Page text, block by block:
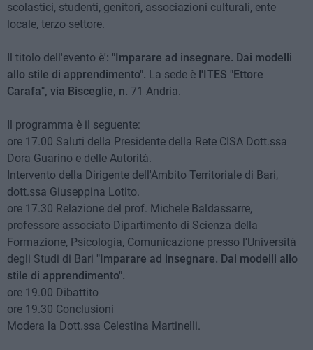
scolastici, studenti, genitori, associazioni culturali, ente
locale, terzo settore.
Il titolo dell'evento è': "Imparare ad insegnare. Dai modelli
allo stile di apprendimento". La sede è l'ITES "Ettore
Carafa", via Bisceglie, n. 71 Andria.
Il programma è il seguente:
ore 17.00 Saluti della Presidente della Rete CISA Dott.ssa
Dora Guarino e delle Autorità.
Intervento della Dirigente dell'Ambito Territoriale di Bari,
dott.ssa Giuseppina Lotito.
ore 17.30 Relazione del prof. Michele Baldassarre,
professore associato Dipartimento di Scienza della
Formazione, Psicologia, Comunicazione presso l'Università
degli Studi di Bari "Imparare ad insegnare. Dai modelli allo
stile di apprendimento".
ore 19.00 Dibattito
ore 19.30 Conclusioni
Modera la Dott.ssa Celestina Martinelli.